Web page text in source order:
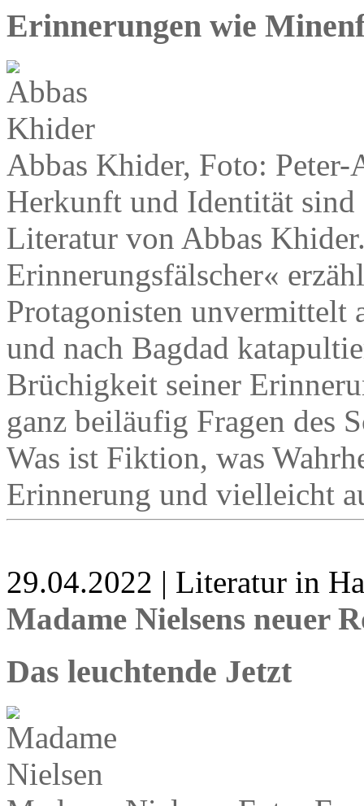
Erinnerungen wie
Abbas Khider, Foto: Peter-
Herkunft und Identität sind
Literatur von Abbas
Erinnerungsfälscher«
Protagonisten unvermittelt
und nach Bagdad
Brüchigkeit seiner
ganz beiläufig Fragen des
Was ist Fiktion, was
Erinnerung und vielleicht
29.04.2022 | Literatur in
Madame Nielsens neuer
Das leuchtende Jetzt